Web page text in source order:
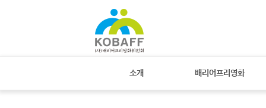
소개 배리어프리영화